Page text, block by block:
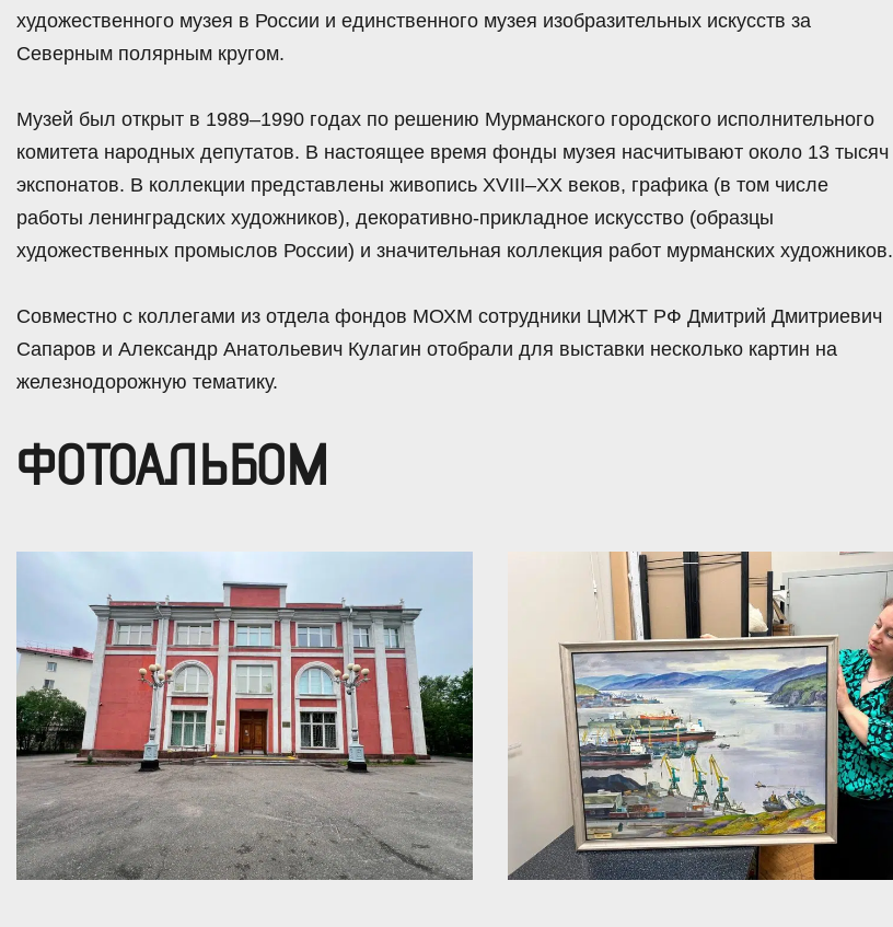
художественного музея в России и единственного музея изобразительных искусств за
Северным полярным кругом.
Музей был открыт в 1989–1990 годах по решению Мурманского городского исполнительного
комитета народных депутатов. В настоящее время фонды музея насчитывают около 13 тысяч
экспонатов. В коллекции представлены живопись XVIII–XX веков, графика (в том числе
работы ленинградских художников), декоративно-прикладное искусство (образцы
художественных промыслов России) и значительная коллекция работ мурманских художников.
Совместно с коллегами из отдела фондов МОХМ сотрудники ЦМЖТ РФ Дмитрий Дмитриевич
Сапаров и Александр Анатольевич Кулагин отобрали для выставки несколько картин на
железнодорожную тематику.
ФОТОАЛЬБОМ